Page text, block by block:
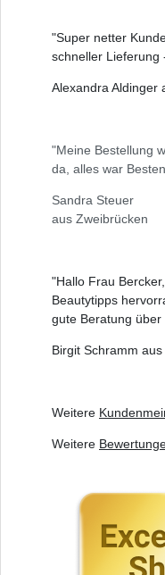
"Super netter
schneller Lieferung
Alexandra Aldinger
"Meine Bestellung
da, alles war
Sandra Steuer
aus Zweibrücken
"Hallo Frau
Beautytipps
gute Beratung
Birgit Schramm
Weitere
Weitere